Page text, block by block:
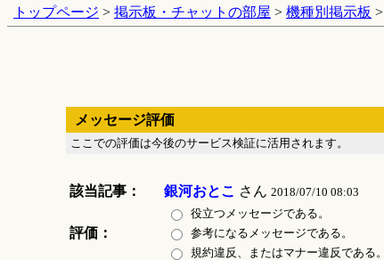
トップページ > 掲示板・チャットの部屋 > 機種別掲示板 >
メッセージ評価
ここでの評価は今後のサービス検証に活用されます。
該当記事： 銀河おとこ さん 2018/07/10 08:03
評価：
役立つメッセージである。
参考になるメッセージである。
規約違反、またはマナー違反である。